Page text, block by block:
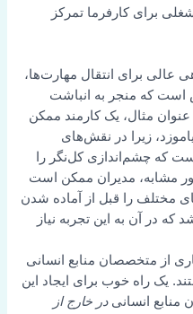
برای کارفرما تمرکز
برای انتقال مهارت‌ها،
که منجر به انباشت
مثال، یک کارمند ممکن
زیرا در نقش‌های
که چشم‌اندازی کل‌نگر را
مشابه، مدیران ممکن است
مختلف را قبل از آماده شدن
در آن به این تجربه نیاز
از متخصصان منابع انسانی
یک راه خوب برای ایجاد این
انسانیدر خارج از